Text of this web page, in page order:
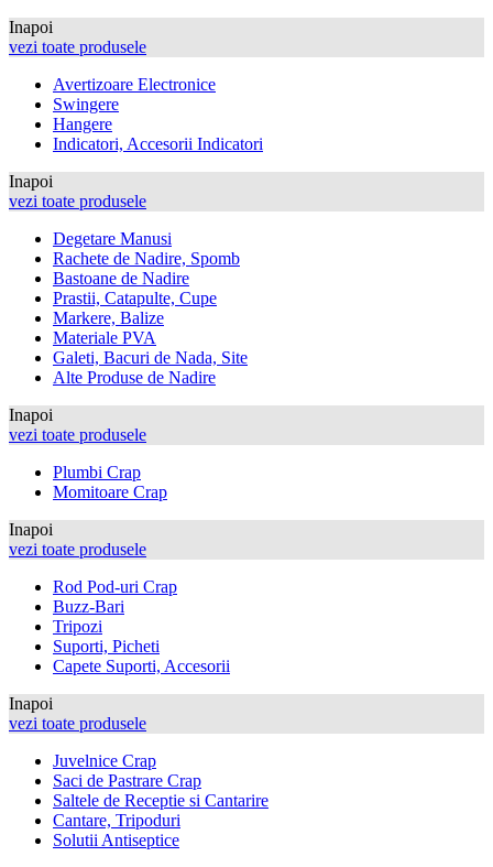
Inapoi
vezi toate produsele
Avertizoare Electronice
Swingere
Hangere
Indicatori, Accesorii Indicatori
Inapoi
vezi toate produsele
Degetare Manusi
Rachete de Nadire, Spomb
Bastoane de Nadire
Prastii, Catapulte, Cupe
Markere, Balize
Materiale PVA
Galeti, Bacuri de Nada, Site
Alte Produse de Nadire
Inapoi
vezi toate produsele
Plumbi Crap
Momitoare Crap
Inapoi
vezi toate produsele
Rod Pod-uri Crap
Buzz-Bari
Tripozi
Suporti, Picheti
Capete Suporti, Accesorii
Inapoi
vezi toate produsele
Juvelnice Crap
Saci de Pastrare Crap
Saltele de Receptie si Cantarire
Cantare, Tripoduri
Solutii Antiseptice